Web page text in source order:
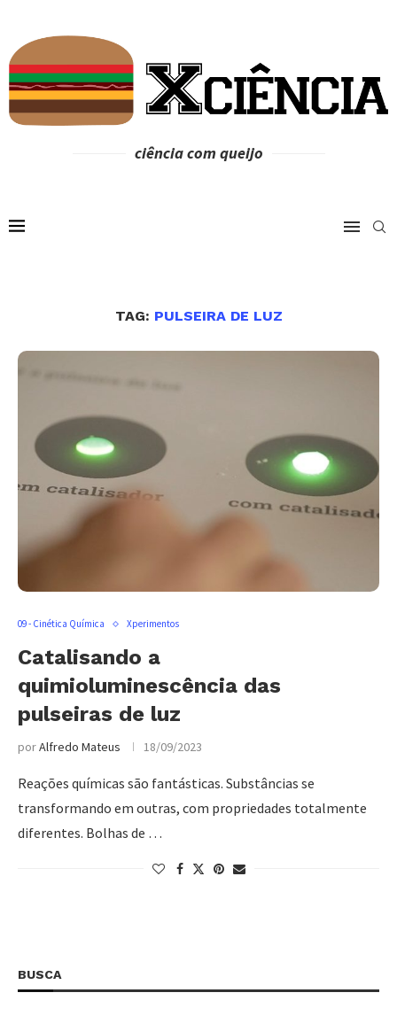
ciência com queijo
TAG: PULSEIRA DE LUZ
09 - Cinética Química Xperimentos
Catalisando a
quimioluminescência das
pulseiras de luz
porAlfredo Mateus 18/09/2023
Reações químicas são fantásticas. Substâncias se
transformando em outras, com propriedades totalmente
diferentes. Bolhas de …
BUSCA